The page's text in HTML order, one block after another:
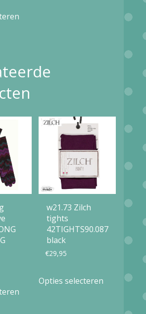
variaties.
kan
w21.73 Zilch
tights
42TIGHTS90.087
black
€29,95
Opties selecteren